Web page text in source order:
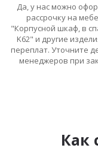
Да, у нас можно
рассрочку на
"Корпусной шкаф, в
K62" и другие
переплат. Уточните
менеджеров при
Как